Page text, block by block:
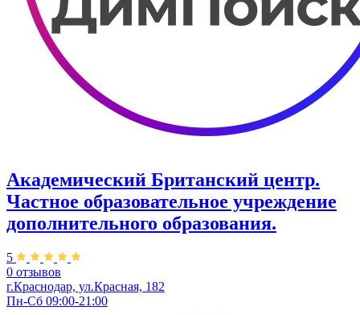
Академический Британский центр.
Частное образовательное учреждение
дополнительного образования.
5
0 отзывов
г.Краснодар, ул.Красная, 182
Пн-Сб 09:00-21:00